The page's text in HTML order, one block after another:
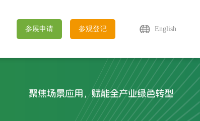
参展申请 参观登记 English